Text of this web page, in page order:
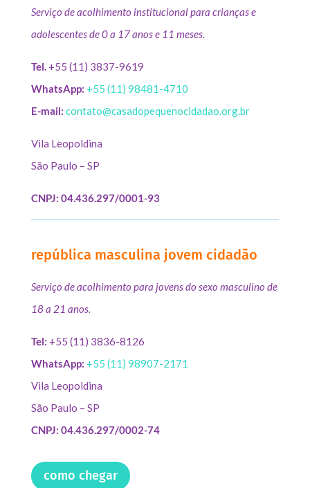
Serviço de acolhimento institucional para crianças e
adolescentes de 0 a 17 anos e 11 meses.
Tel.+55 (11) 3837-9619
WhatsApp: +55 (11) 98481-4710
E-mail: contato@casadopequenocidadao.org.br
Vila Leopoldina
São Paulo – SP
CNPJ: 04.436.297/0001-93
república masculina jovem cidadão
Serviço de acolhimento para jovens do sexo masculino de
18 a 21 anos.
Tel: +55 (11) 3836-8126
WhatsApp: +55 (11) 98907-2171
Vila Leopoldina
São Paulo – SP
CNPJ: 04.436.297/0002-74
como chegar